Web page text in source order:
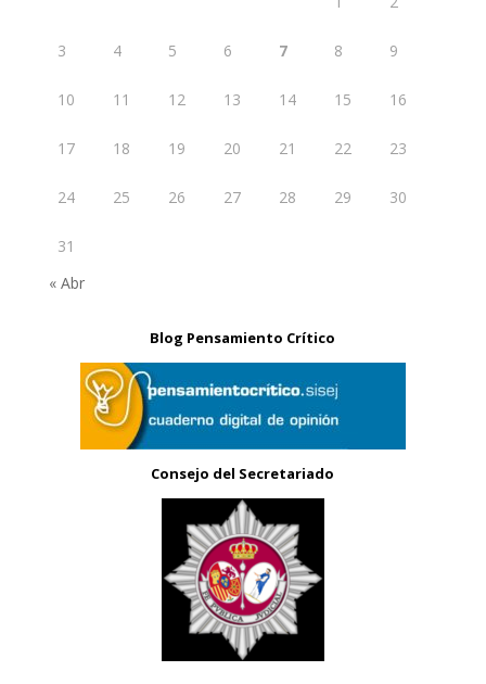
3 4 5 6 7 8 9
10 11 12 13 14 15 16
17 18 19 20 21 22 23
24 25 26 27 28 29 30
31
« Abr
Blog Pensamiento Crítico
Consejo del Secretariado